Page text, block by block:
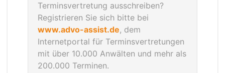
Terminsvertretung ausschreiben?
Registrieren Sie sich bitte bei
www.advo-assist.de, dem
Internetportal für Terminsvertretungen
mit über 10.000 Anwälten und mehr als
200.000 Terminen.